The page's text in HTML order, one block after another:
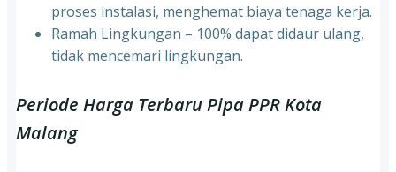
proses instalasi, menghemat biaya tenaga kerja.
⁠Ramah Lingkungan – 100% dapat didaur ulang,
tidak mencemari lingkungan.
Periode Harga Terbaru Pipa PPR Kota
Malang